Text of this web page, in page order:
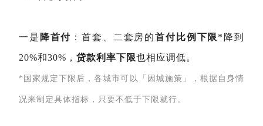
一是 降首付 ：首套、二套房的首付比例 下限 *降到
20%和30%， 贷款利率下限也相应调低。
*国家规定下限后，各城市可以「因城施策」，根据自身情
况来制定具体指标，只要不低于下限就行。